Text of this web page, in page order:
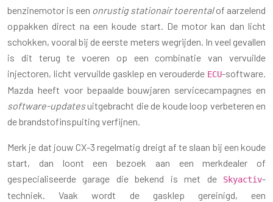
benzinemotor is een onrustig stationair toerentalof aarzelend
oppakken direct na een koude start. De motor kan dan licht
schokken, vooral bij de eerste meters wegrijden. In veel gevallen
is dit terug te voeren op een combinatie van vervuilde
injectoren, licht vervuilde gasklep en verouderde ECU-software.
Mazda heeft voor bepaalde bouwjaren servicecampagnes en
software-updatesuitgebracht die de koude loop verbeteren en
de brandstofinspuiting verfijnen.
Merk je dat jouw CX-3 regelmatig dreigt af te slaan bij een koude
start, dan loont een bezoek aan een merkdealer of
gespecialiseerde garage die bekend is met de
Skyactiv-
techniek. Vaak wordt de gasklep gereinigd, een